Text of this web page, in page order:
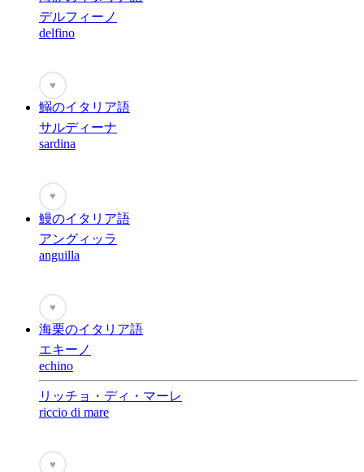
デルフィーノ
delfino
♥
鰯のイタリア語
サルディーナ
sardina
♥
鰻のイタリア語
アングィッラ
anguilla
♥
海栗のイタリア語
エキーノ
echino
リッチョ・ディ・マーレ
riccio di mare
♥